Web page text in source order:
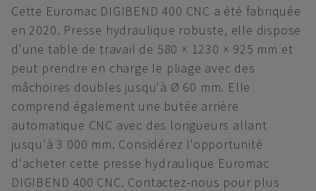
Cette Euromac DIGIBEND 400 CNC a été fabriquée
en 2020. Presse hydraulique robuste, elle dispose
d'une table de travail de 580 × 1230 × 925 mm et
peut prendre en charge le pliage avec des
mâchoires doubles jusqu'à Ø 60 mm. Elle
comprend également une butée arrière
automatique CNC avec des longueurs allant
jusqu'à 3 000 mm. Considérez l'opportunité
d'acheter cette presse hydraulique Euromac
DIGIBEND 400 CNC. Contactez-nous pour plus